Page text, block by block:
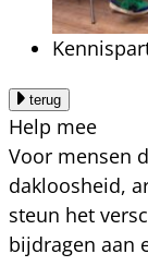
terug
Help mee
Voor mensen
dakloosheid,
steun het
bijdragen aan